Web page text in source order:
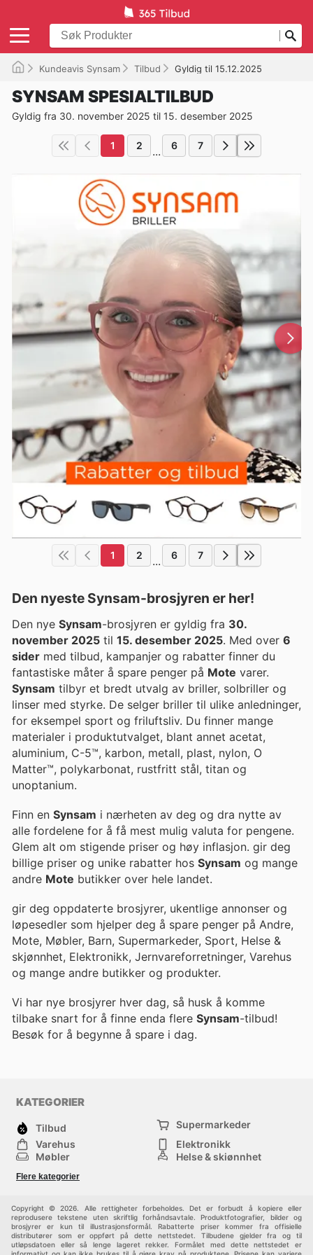
Kundeavis Synsam Tilbud Gyldig til 15.12.2025
SYNSAM SPESIALTILBUD
Gyldig fra 30. november 2025 til 15. desember 2025
1 2 ... 6 7
1 2 ... 6 7
Den nyeste Synsam-brosjyren er her!
Den nye Synsam-brosjyren er gyldig fra 30.
november 2025 til 15. desember 2025. Med over 6
sider med tilbud, kampanjer og rabatter finner du
fantastiske måter å spare penger på Mote varer.
Synsam tilbyr et bredt utvalg av briller, solbriller og
linser med styrke. De selger briller til ulike anledninger,
for eksempel sport og friluftsliv. Du finner mange
materialer i produktutvalget, blant annet acetat,
aluminium, C-5™, karbon, metall, plast, nylon, O
Matter™, polykarbonat, rustfritt stål, titan og
unoptanium.
Finn en Synsam i nærheten av deg og dra nytte av
alle fordelene for å få mest mulig valuta for pengene.
Glem alt om stigende priser og høy inflasjon. gir deg
billige priser og unike rabatter hos Synsam og mange
andre Mote butikker over hele landet.
gir deg oppdaterte brosjyrer, ukentlige annonser og
løpesedler som hjelper deg å spare penger på Andre,
Mote, Møbler, Barn, Supermarkeder, Sport, Helse &
skjønnhet, Elektronikk, Jernvareforretninger, Varehus
og mange andre butikker og produkter.
Vi har nye brosjyrer hver dag, så husk å komme
tilbake snart for å finne enda flere Synsam-tilbud!
Besøk for å begynne å spare i dag.
KATEGORIER
Tilbud
Supermarkeder
Varehus
Elektronikk
Møbler
Helse & skjønnhet
Sport
Flere kategorier
Copyright © 2026. Alle rettigheter forbeholdes. Det er forbudt å kopiere eller
reprodusere tekstene uten skriftlig forhåndsavtale. Produktfotografier, bilder og
brosjyrer er kun til illustrasjonsformål. Rabatterte priser kommer fra offisielle
distributører som er oppført på dette nettstedet. Tilbudene gjelder fra og til
utløpsdatoen eller så lenge lageret rekker. Formålet med dette nettstedet er